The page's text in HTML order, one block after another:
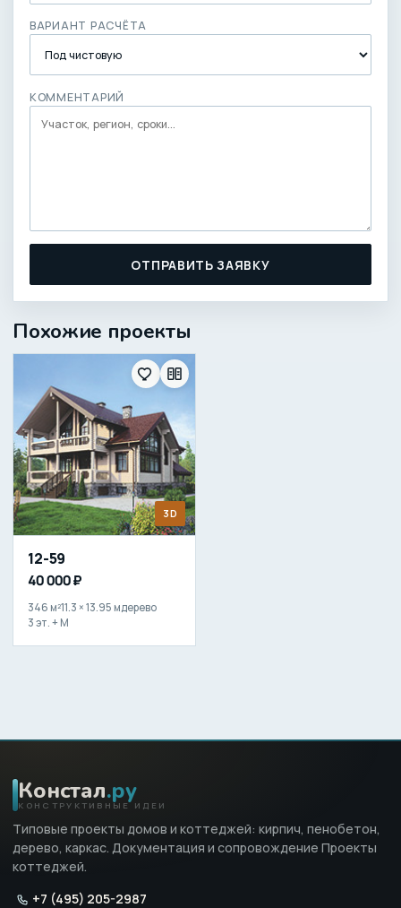
ВАРИАНТ РАСЧЁТА
КОММЕНТАРИЙ
ОТПРАВИТЬ ЗАЯВКУ
Похожие проекты
3D
12-59
40 000 ₽
346 м²11.3 × 13.95 мдерево
3 эт. + М
Констал.ру
КОНСТРУКТИВНЫЕ ИДЕИ
Типовые проекты домов и коттеджей: кирпич, пенобетон,
дерево, каркас. Документация и сопровождение Проекты
коттеджей.
+7 (495) 205-2987